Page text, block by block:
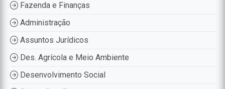
Fazenda e Finanças
Administração
Assuntos Jurídicos
Des. Agrícola e Meio Ambiente
Desenvolvimento Social